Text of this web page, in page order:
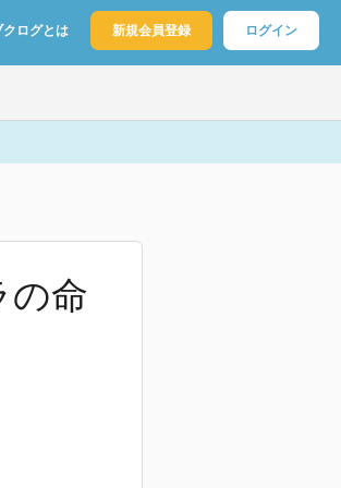
クログとは 新規会員登録 ログイン
の命